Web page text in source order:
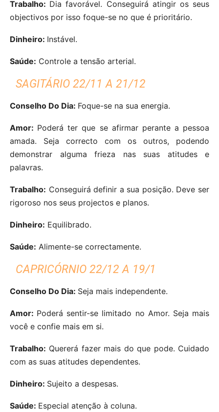
Trabalho: Dia favorável. Conseguirá atingir os seus
objectivos por isso foque-se no que é prioritário.
Dinheiro: Instável.
Saúde: Controle a tensão arterial.
SAGITÁRIO 22/11 A 21/12
Conselho Do Dia: Foque-se na sua energia.
Amor: Poderá ter que se afirmar perante a pessoa
amada. Seja correcto com os outros, podendo
demonstrar alguma frieza nas suas atitudes e
palavras.
Trabalho: Conseguirá definir a sua posição. Deve ser
rigoroso nos seus projectos e planos.
Dinheiro: Equilibrado.
Saúde: Alimente-se correctamente.
CAPRICÓRNIO 22/12 A 19/1
Conselho Do Dia: Seja mais independente.
Amor: Poderá sentir-se limitado no Amor. Seja mais
você e confie mais em si.
Trabalho: Quererá fazer mais do que pode. Cuidado
com as suas atitudes dependentes.
Dinheiro: Sujeito a despesas.
Saúde: Especial atenção à coluna.